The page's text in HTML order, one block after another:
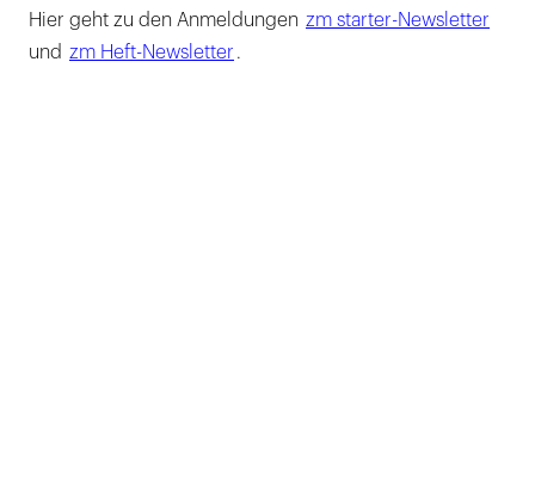
Hier geht zu den Anmeldungen zm starter-Newsletter
und zm Heft-Newsletter .